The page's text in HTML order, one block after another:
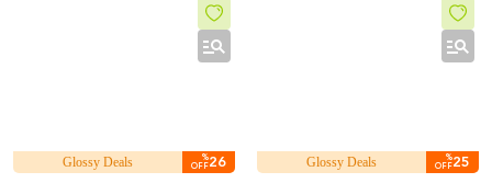
25
%
OFF
Glossy Deals
26
%
OFF
Glossy Deals